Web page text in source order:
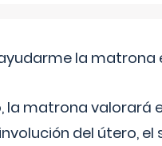
la matrona
la matrona valorará
del útero,